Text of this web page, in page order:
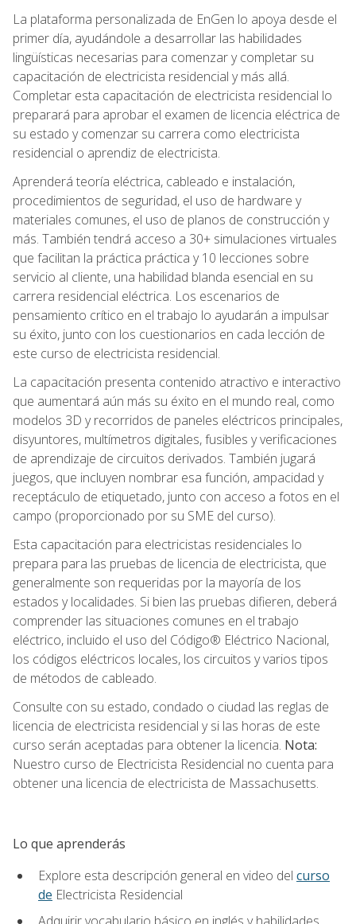
La plataforma personalizada de EnGen lo apoya desde el
primer día, ayudándole a desarrollar las habilidades
lingüísticas necesarias para comenzar y completar su
capacitación de electricista residencial y más allá.
Completar esta capacitación de electricista residencial lo
preparará para aprobar el examen de licencia eléctrica de
su estado y comenzar su carrera como electricista
residencial o aprendiz de electricista.
Aprenderá teoría eléctrica, cableado e instalación,
procedimientos de seguridad, el uso de hardware y
materiales comunes, el uso de planos de construcción y
más. También tendrá acceso a 30+ simulaciones virtuales
que facilitan la práctica práctica y 10 lecciones sobre
servicio al cliente, una habilidad blanda esencial en su
carrera residencial eléctrica. Los escenarios de
pensamiento crítico en el trabajo lo ayudarán a impulsar
su éxito, junto con los cuestionarios en cada lección de
este curso de electricista residencial.
La capacitación presenta contenido atractivo e interactivo
que aumentará aún más su éxito en el mundo real, como
modelos 3D y recorridos de paneles eléctricos principales,
disyuntores, multímetros digitales, fusibles y verificaciones
de aprendizaje de circuitos derivados. También jugará
juegos, que incluyen nombrar esa función, ampacidad y
receptáculo de etiquetado, junto con acceso a fotos en el
campo (proporcionado por su SME del curso).
Esta capacitación para electricistas residenciales lo
prepara para las pruebas de licencia de electricista, que
generalmente son requeridas por la mayoría de los
estados y localidades. Si bien las pruebas difieren, deberá
comprender las situaciones comunes en el trabajo
eléctrico, incluido el uso del Código® Eléctrico Nacional,
los códigos eléctricos locales, los circuitos y varios tipos
de métodos de cableado.
Consulte con su estado, condado o ciudad las reglas de
licencia de electricista residencial y si las horas de este
curso serán aceptadas para obtener la licencia. Nota:
Nuestro curso de Electricista Residencial no cuenta para
obtener una licencia de electricista de Massachusetts.
Lo que aprenderás
Explore esta descripción general en video del curso
de Electricista Residencial
Adquirir vocabulario básico en inglés y habilidades